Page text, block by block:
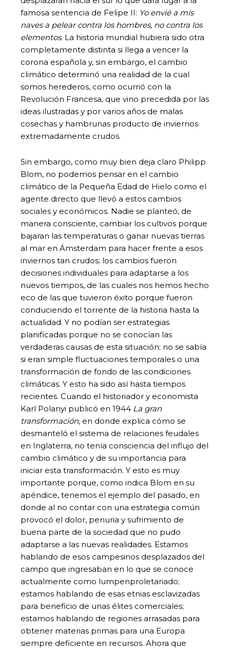
famosa sentencia de Felipe II: Yo envié a mis
naves a pelear contra los hombres, no contra los
elementos. La historia mundial hubiera sido otra
completamente distinta si llega a vencer la
corona española y, sin embargo, el cambio
climático determinó una realidad de la cual
somos herederos, como ocurrió con la
Revolución Francesa, que vino precedida por las
ideas ilustradas y por varios años de malas
cosechas y hambrunas producto de inviernos
extremadamente crudos.
Sin embargo, como muy bien deja claro Philipp
Blom, no podemos pensar en el cambio
climático de la Pequeña Edad de Hielo como el
agente directo que llevó a estos cambios
sociales y económicos. Nadie se planteó, de
manera consciente, cambiar los cultivos porque
bajaran las temperaturas o ganar nuevas tierras
al mar en Ámsterdam para hacer frente a esos
inviernos tan crudos; los cambios fueron
decisiones individuales para adaptarse a los
nuevos tiempos, de las cuales nos hemos hecho
eco de las que tuvieron éxito porque fueron
conduciendo el torrente de la historia hasta la
actualidad. Y no podían ser estrategias
planificadas porque no se conocían las
verdaderas causas de esta situación; no se sabía
si eran simple fluctuaciones temporales o una
transformación de fondo de las condiciones
climáticas. Y esto ha sido así hasta tiempos
recientes. Cuando el historiador y economista
Karl Polanyi publicó en 1944 La gran
transformación, en donde explica cómo se
desmanteló el sistema de relaciones feudales
en Inglaterra, no tenía consciencia del influjo del
cambio climático y de su importancia para
iniciar esta transformación. Y esto es muy
importante porque, como indica Blom en su
apéndice, tenemos el ejemplo del pasado, en
donde al no contar con una estrategia común
provocó el dolor, penuria y sufrimiento de
buena parte de la sociedad que no pudo
adaptarse a las nuevas realidades. Estamos
hablando de esos campesinos desplazados del
campo que ingresaban en lo que se conoce
actualmente como lumpenproletariado;
estamos hablando de esas etnias esclavizadas
para beneficio de unas élites comerciales;
estamos hablando de regiones arrasadas para
obtener materias primas para una Europa
siempre deficiente en recursos. Ahora que